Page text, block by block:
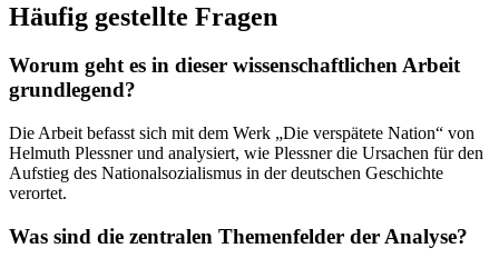
Häufig gestellte Fragen
Worum geht es in dieser wissenschaftlichen Arbeit
grundlegend?
Die Arbeit befasst sich mit dem Werk „Die verspätete Nation“ von
Helmuth Plessner und analysiert, wie Plessner die Ursachen für den
Aufstieg des Nationalsozialismus in der deutschen Geschichte
verortet.
Was sind die zentralen Themenfelder der Analyse?